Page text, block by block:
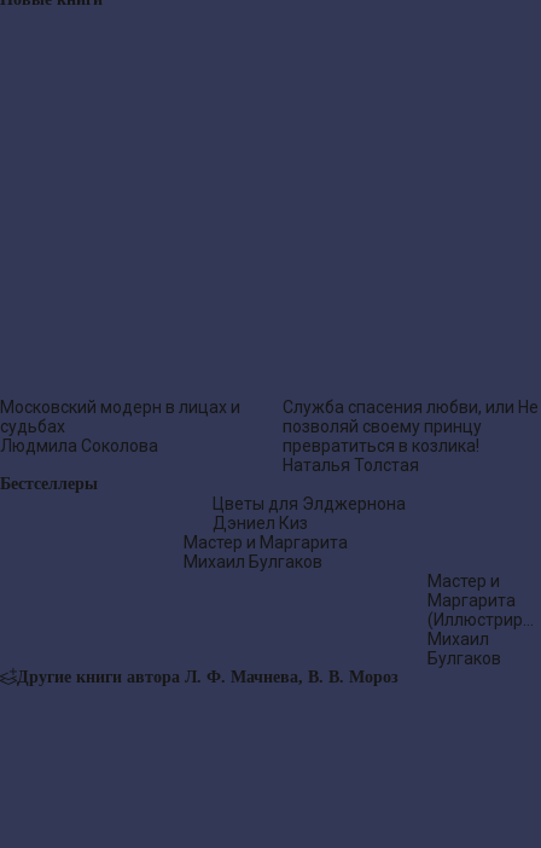
Московский модерн в лицах и
судьбах
Людмила Соколова
Служба спасения любви, или Не
позволяй своему принцу
превратиться в козлика!
Наталья Толстая
Бестселлеры
Цветы для Элджернона
Дэниел Киз
Мастер и Маргарита
Михаил Булгаков
Мастер и
Маргарита
издание)
Михаил
Булгаков
Другие книги автора Л. Ф. Мачнева, В. В. Мороз